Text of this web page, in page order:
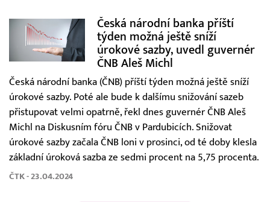
Česká národní banka příští
týden možná ještě sníží
úrokové sazby, uvedl guvernér
ČNB Aleš Michl
Česká národní banka (ČNB) příští týden možná ještě sníží
úrokové sazby. Poté ale bude k dalšímu snižování sazeb
přistupovat velmi opatrně, řekl dnes guvernér ČNB Aleš
Michl na Diskusním fóru ČNB v Pardubicích. Snižovat
úrokové sazby začala ČNB loni v prosinci, od té doby klesla
základní úroková sazba ze sedmi procent na 5,75 procenta.
ČTK - 23.04.2024